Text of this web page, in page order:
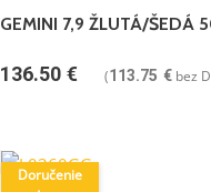
GEMINI 7,9 ŽLUTÁ/ŠEDÁ
136.50 € (113.75 € bez
Doručenie